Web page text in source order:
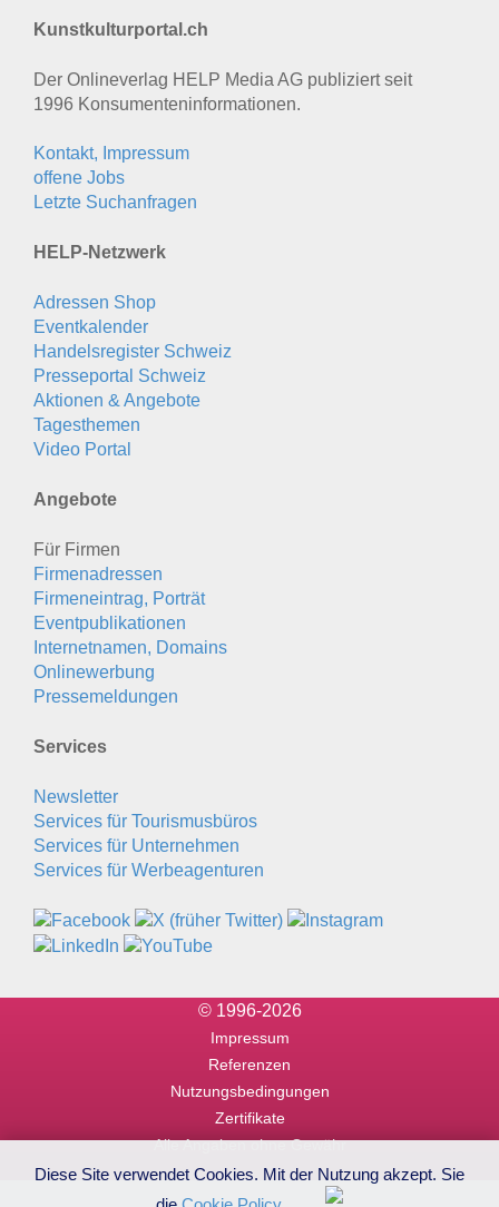
Kunstkulturportal.ch
Der Onlineverlag HELP Media AG publiziert seit
1996 Konsumenten­informationen.
Kontakt, Impressum
offene Jobs
Letzte Suchanfragen
HELP-Netzwerk
Adressen Shop
Eventkalender
Handelsregister Schweiz
Presseportal Schweiz
Aktionen & Angebote
Tagesthemen
Video Portal
Angebote
Für Firmen
Firmenadressen
Firmeneintrag, Porträt
Eventpublikationen
Internetnamen, Domains
Onlinewerbung
Pressemeldungen
Services
Newsletter
Services für Tourismusbüros
Services für Unternehmen
Services für Werbeagenturen
© 1996-2026
Impressum
Referenzen
Nutzungsbedingungen
Zertifikate
Alle Angaben ohne Gewähr
Diese Site verwendet Cookies. Mit der Nutzung akzept. Sie